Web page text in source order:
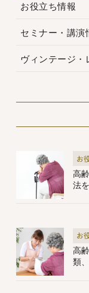
お役立ち情報
セミナー・講演
ヴィンテージ・
お
高
法
お
高
類